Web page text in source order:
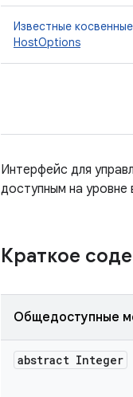
Известные
HostOptions
Интерфейс для
доступным на уровне
Краткое
Общедоступные
abstract Integer